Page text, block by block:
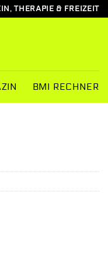
THERAPIE & FREIZEIT
BMI RECHNER